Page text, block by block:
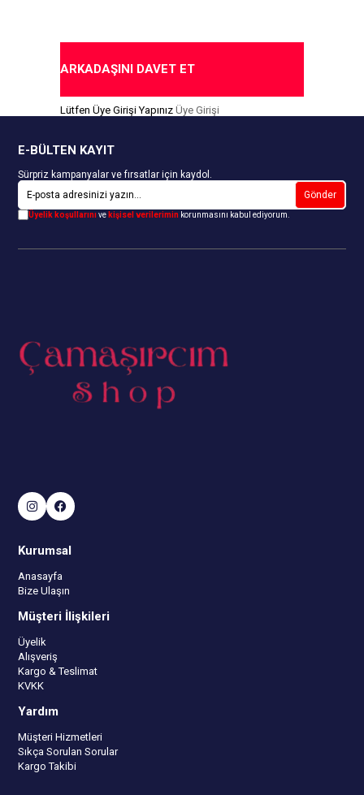
ARKADAŞINI DAVET ET
Lütfen Üye Girişi Yapınız Üye Girişi
E-BÜLTEN KAYIT
Sürpriz kampanyalar ve fırsatlar için kaydol.
Gönder
Üyelik koşullarınıve kişisel verilerimin korunmasını kabul ediyorum.
Kurumsal
Anasayfa
Bize Ulaşın
Müşteri İlişkileri
Üyelik
Alışveriş
Kargo & Teslimat
KVKK
Yardım
Müşteri Hizmetleri
Sıkça Sorulan Sorular
Kargo Takibi